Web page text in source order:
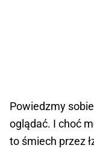
Powiedzmy
oglądać. I choć
to śmiech przez